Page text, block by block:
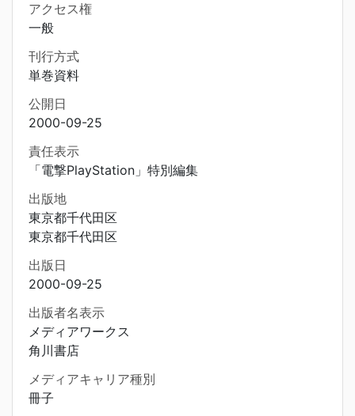
アクセス権
一般
刊行方式
単巻資料
公開日
2000-09-25
責任表示
「電撃PlayStation」特別編集
出版地
東京都千代田区
東京都千代田区
出版日
2000-09-25
出版者名表示
メディアワークス
角川書店
メディアキャリア種別
冊子